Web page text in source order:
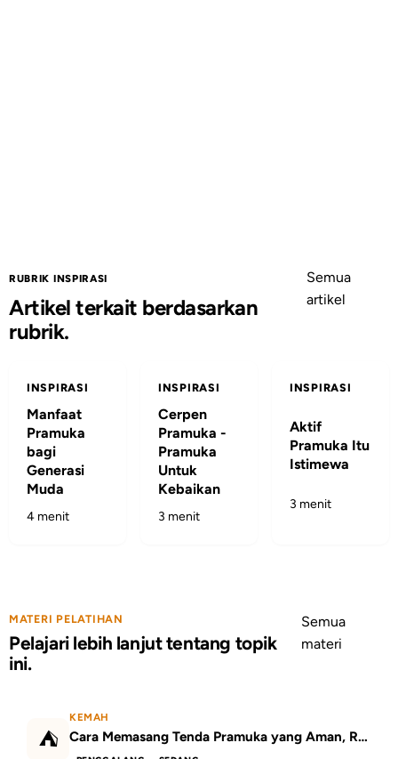
RUBRIK INSPIRASI
Artikel terkait berdasarkan
rubrik.
Semua
artikel
INSPIRASI
Manfaat
Pramuka
bagi
Generasi
Muda
4 menit
INSPIRASI
Cerpen
Pramuka -
Pramuka
Untuk
Kebaikan
3 menit
INSPIRASI
Aktif
Pramuka Itu
Istimewa
3 menit
MATERI PELATIHAN
Pelajari lebih lanjut tentang topik
ini.
Semua
materi
⛺
KEMAH
Cara Memasang Tenda Pramuka yang Aman, Rapi, dan Kokoh